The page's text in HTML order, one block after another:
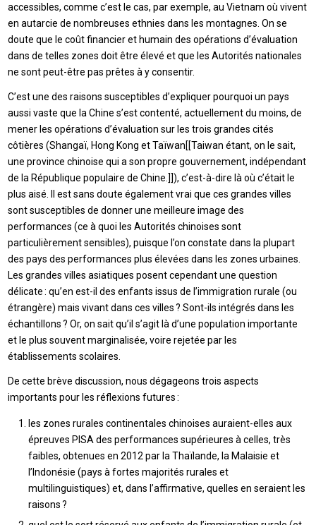
accessibles, comme c’est le cas, par exemple, au Vietnam où vivent
en autarcie de nombreuses ethnies dans les montagnes. On se
doute que le coût financier et humain des opérations d’évaluation
dans de telles zones doit être élevé et que les Autorités nationales
ne sont peut-être pas prêtes à y consentir.
C’est une des raisons susceptibles d’expliquer pourquoi un pays
aussi vaste que la Chine s’est contenté, actuellement du moins, de
mener les opérations d’évaluation sur les trois grandes cités
côtières (Shangaï, Hong Kong et Taïwan[[Taiwan étant, on le sait,
une province chinoise qui a son propre gouvernement, indépendant
de la République populaire de Chine.]]), c’est-à-dire là où c’était le
plus aisé. Il est sans doute également vrai que ces grandes villes
sont susceptibles de donner une meilleure image des
performances (ce à quoi les Autorités chinoises sont
particulièrement sensibles), puisque l’on constate dans la plupart
des pays des performances plus élevées dans les zones urbaines.
Les grandes villes asiatiques posent cependant une question
délicate : qu’en est-il des enfants issus de l’immigration rurale (ou
étrangère) mais vivant dans ces villes ? Sont-ils intégrés dans les
échantillons ? Or, on sait qu’il s’agit là d’une population importante
et le plus souvent marginalisée, voire rejetée par les
établissements scolaires.
De cette brève discussion, nous dégageons trois aspects
importants pour les réflexions futures :
les zones rurales continentales chinoises auraient-elles aux
épreuves PISA des performances supérieures à celles, très
faibles, obtenues en 2012 par la Thaïlande, la Malaisie et
l’Indonésie (pays à fortes majorités rurales et
multilinguistiques) et, dans l’affirmative, quelles en seraient les
raisons ?